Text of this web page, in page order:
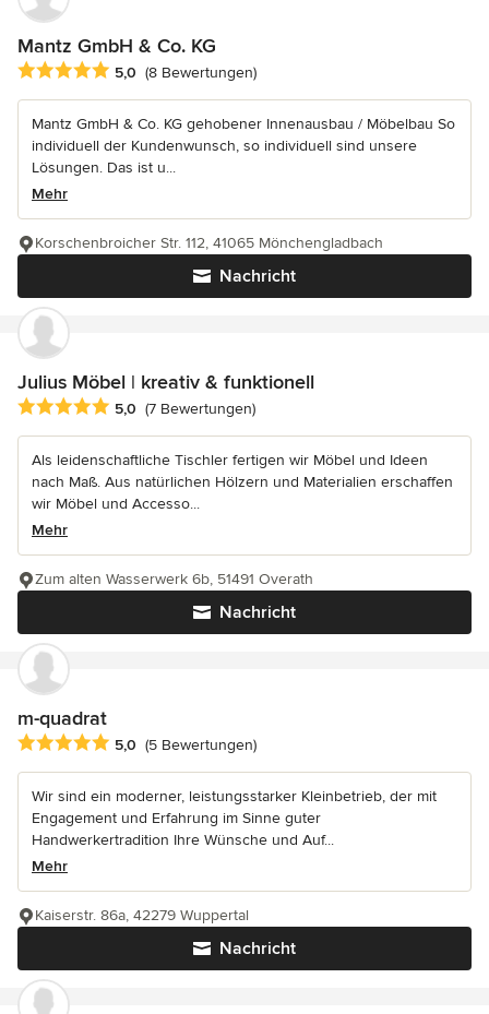
Mantz GmbH & Co. KG
Durchschnittliche Bewertung: 5 von 5 Sternen
5,0 (8 Bewertungen)
Mantz GmbH & Co. KG gehobener Innenausbau / Möbelbau So
individuell der Kundenwunsch, so individuell sind unsere
Lösungen. Das ist u...
Mehr
Nachricht
Korschenbroicher Str. 112, 41065 Mönchengladbach
Julius Möbel | kreativ & funktionell
Durchschnittliche Bewertung: 5 von 5 Sternen
5,0 (7 Bewertungen)
Als leidenschaftliche Tischler fertigen wir Möbel und Ideen
nach Maß. Aus natürlichen Hölzern und Materialien erschaffen
wir Möbel und Accesso...
Mehr
Nachricht
Zum alten Wasserwerk 6b, 51491 Overath
m-quadrat
Durchschnittliche Bewertung: 5 von 5 Sternen
5,0 (5 Bewertungen)
Wir sind ein moderner, leistungsstarker Kleinbetrieb, der mit
Engagement und Erfahrung im Sinne guter
Handwerkertradition Ihre Wünsche und Auf...
Mehr
Nachricht
Kaiserstr. 86a, 42279 Wuppertal